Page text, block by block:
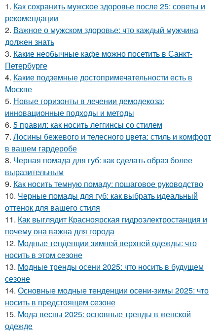
1. Как сохранить мужское здоровье после 25: советы и
рекомендации
2. Важное о мужском здоровье: что каждый мужчина
должен знать
3. Какие необычные кафе можно посетить в Санкт-
Петербурге
4. Какие подземные достопримечательности есть в
Москве
5. Новые горизонты в лечении демодекоза:
инновационные подходы и методы
6. 5 правил: как носить леггинсы со стилем
7. Лосины бежевого и телесного цвета: стиль и комфорт
в вашем гардеробе
8. Черная помада для губ: как сделать образ более
выразительным
9. Как носить темную помаду: пошаговое руководство
10. Черные помады для губ: как выбрать идеальный
оттенок для вашего стиля
11. Как выглядит Красноярская гидроэлектростанция и
почему она важна для города
12. Модные тенденции зимней верхней одежды: что
носить в этом сезоне
13. Модные тренды осени 2025: что носить в будущем
сезоне
14. Основные модные тенденции осени-зимы 2025: что
носить в предстоящем сезоне
15. Мода весны 2025: основные тренды в женской
одежде